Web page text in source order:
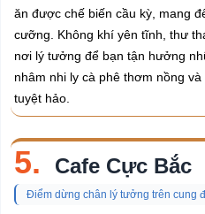
ăn được chế biến cầu kỳ, mang
cưỡng. Không khí yên tĩnh, thư
nơi lý tưởng để bạn tận hưởng
nhâm nhi ly cà phê thơm nồng
tuyệt hảo.
5. Cafe Cực Bắc
Điểm dừng chân lý tưởng trên cung